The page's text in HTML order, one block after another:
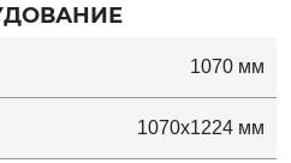
1070 мм
1070x1224 мм